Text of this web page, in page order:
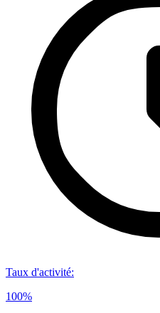
Taux d'activité:
100%